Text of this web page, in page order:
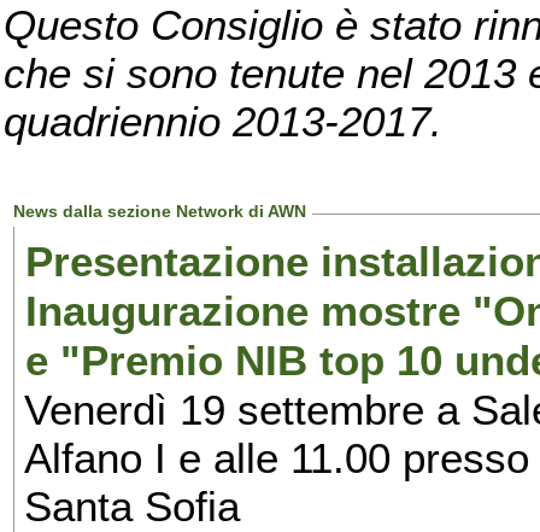
Questo Consiglio è stato
che si sono tenute nel 2013
quadriennio 2013-2017.
News dalla sezione Network di AWN
Presentazione
Inaugurazione mostre
e "Premio NIB top 10
Venerdì 19 settembre a
Alfano I e alle 11.00
Santa Sofia